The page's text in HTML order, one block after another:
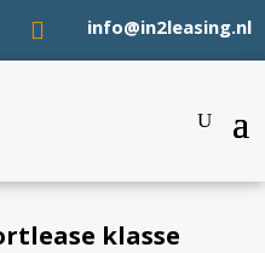
 info@in2leasing.nl
klasse